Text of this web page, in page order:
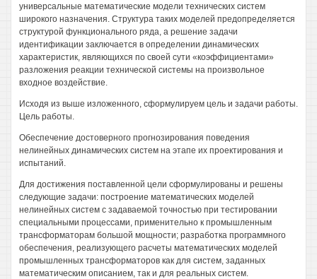
универсальные математические модели технических систем
широкого назначения. Структура таких моделей предопределяется
структурой функционального ряда, а решение задачи
идентификации заключается в определении динамических
характеристик, являющихся по своей сути «коэффициентами»
разложения реакции технической системы на произвольное
входное воздействие.
Исходя из выше изложенного, сформулируем цель и задачи работы.
Цель работы.
Обеспечение достоверного прогнозирования поведения
нелинейных динамических систем на этапе их проектирования и
испытаний.
Для достижения поставленной цели сформулированы и решены
следующие задачи: построение математических моделей
нелинейных систем с задаваемой точностью при тестировании
специальными процессами, применительно к промышленным
трансформаторам большой мощности; разработка программного
обеспечения, реализующего расчеты математических моделей
промышленных трансформаторов как для систем, заданных
математическим описанием, так и для реальных систем.